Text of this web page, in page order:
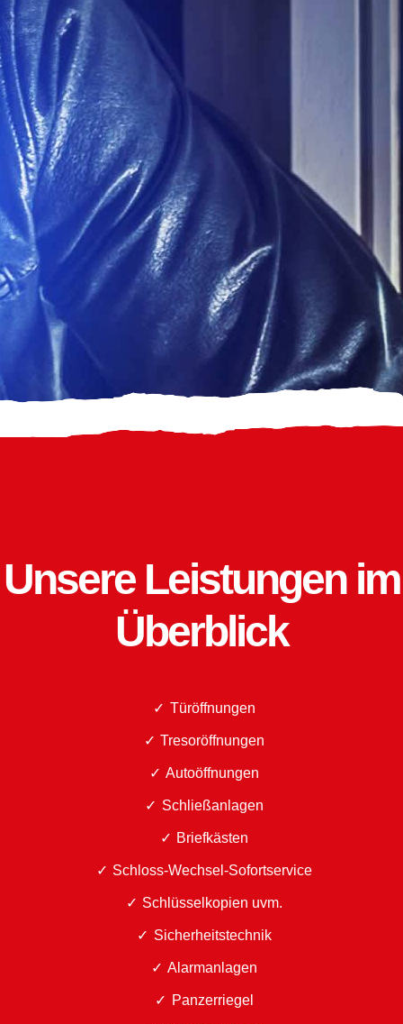
Unsere Leistungen im
Überblick
Türöffnungen
Tresoröffnungen
Autoöffnungen
Schließanlagen
Briefkästen
Schloss-Wechsel-Sofortservice
Schlüsselkopien uvm.
Sicherheitstechnik
Alarmanlagen
Panzerriegel